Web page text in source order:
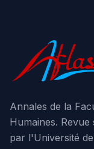
Annales de la
Humaines.
par l'Université